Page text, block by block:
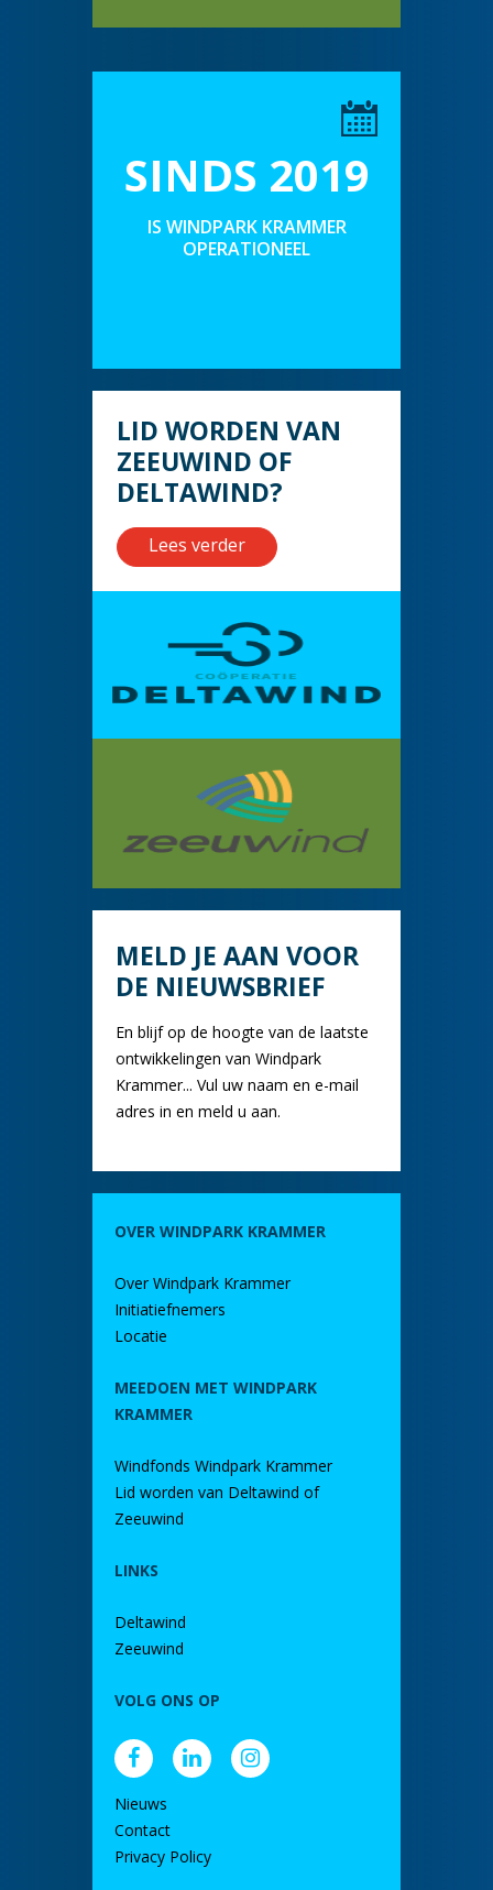
SINDS 2019
IS WINDPARK KRAMMER
OPERATIONEEL
LID WORDEN VAN
ZEEUWIND OF
DELTAWIND?
Lees verder
MELD JE AAN VOOR
DE NIEUWSBRIEF
En blijf op de hoogte van de laatste
ontwikkelingen van Windpark
Krammer... Vul uw naam en e-mail
adres in en meld u aan.
OVER WINDPARK KRAMMER
Over Windpark Krammer
Initiatiefnemers
Locatie
MEEDOEN MET WINDPARK
KRAMMER
Windfonds Windpark Krammer
Lid worden van Deltawind of
Zeeuwind
LINKS
Deltawind
Zeeuwind
VOLG ONS OP
Nieuws
Contact
Privacy Policy